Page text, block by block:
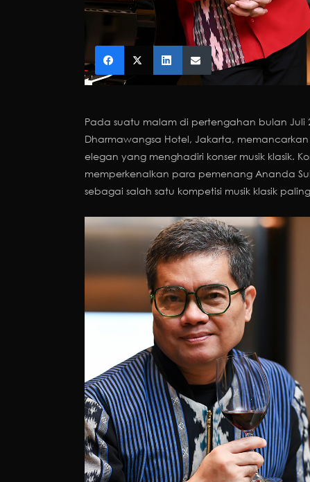
Pada suatu malam di pertengahan bulan Juli
Dharmawangsa Hotel, Jakarta,
elegan yang menghadiri konser musik klasik.
memperkenalkan para pemenang Ananda
sebagai salah satu kompetisi musik klasik